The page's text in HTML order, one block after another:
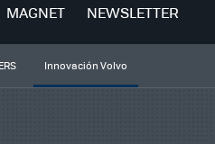
MAGNET NEWSLETTER
Innovación Volvo